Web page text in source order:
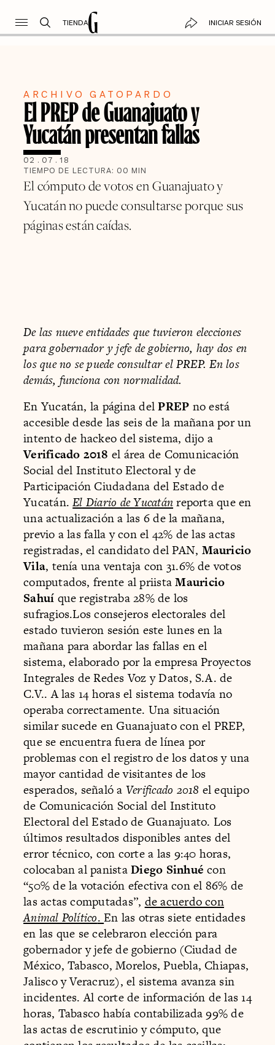
TIENDA INICIAR SESIÓN
ARCHIVO GATOPARDO
El PREP de Guanajuato y
Yucatán presentan fallas
02 . 07 . 18
TIEMPO DE LECTURA: 00 MIN
El cómputo de votos en Guanajuato y
Yucatán no puede consultarse porque sus
páginas están caídas.
De las nueve entidades que tuvieron elecciones
para gobernador y jefe de gobierno, hay dos en
los que no se puede consultar el PREP. En los
demás, funciona con normalidad.
En Yucatán, la página delPREP no está
accesible desde las seis de la mañana por un
intento de hackeo del sistema, dijo a
Verificado 2018 el área de Comunicación
Social del Instituto Electoral y de
Participación Ciudadana del Estado de
Yucatán.El Diario de Yucatánreporta que en
una actualización a las 6 de la mañana,
previo a las falla y con el 42% de las actas
registradas, el candidato del PAN, Mauricio
Vila, tenía una ventaja con 31.6% de votos
computados, frente al priistaMauricio
Sahuí que registraba 28% de los
sufragios.Los consejeros electorales del
estado tuvieron sesión este lunes en la
mañana para abordar las fallas en el
sistema, elaborado por la empresa Proyectos
Integrales de Redes Voz y Datos, S.A. de
C.V.. A las 14 horas el sistema todavía no
operaba correctamente. Una situación
similar sucede en Guanajuato con el PREP,
que se encuentra fuera de línea por
problemas con el registro de los datos y una
mayor cantidad de visitantes de los
esperados, señaló a Verificado 2018 el equipo
de Comunicación Social del Instituto
Electoral del Estado de Guanajuato. Los
últimos resultados disponibles antes del
error técnico, con corte a las 9:40 horas,
colocaban al panistaDiego Sinhué con
“50% de la votación efectiva con el 86% de
las actas computadas”, de acuerdo con
Animal Político.En las otras siete entidades
en las que se celebraron elección para
gobernador y jefe de gobierno (Ciudad de
México, Tabasco, Morelos, Puebla, Chiapas,
Jalisco y Veracruz), el sistema avanza sin
incidentes. Al corte de información de las 14
horas, Tabasco había contabilizada 99% de
las actas de escrutinio y cómputo, que